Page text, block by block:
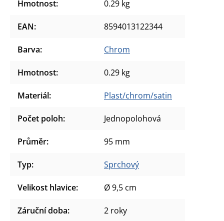
Hmotnost: 0.29 kg
EAN: 8594013122344
Barva: Chrom
Hmotnost: 0.29 kg
Materiál: Plast/chrom/satin
Počet poloh: Jednopolohová
Průměr: 95 mm
Typ: Sprchový
Velikost hlavice: Ø 9,5 cm
Záruční doba: 2 roky